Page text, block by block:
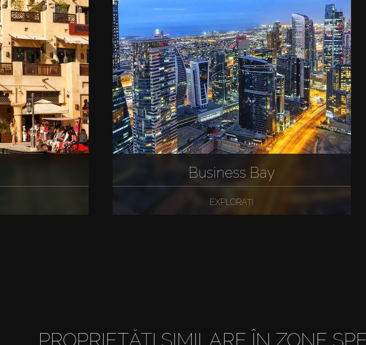
Business Bay
EXPLORAȚI
PROPRIETĂȚI SIMILARE ÎN ZONE